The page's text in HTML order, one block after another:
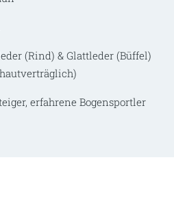
(Rind) & Glattleder (Büffel)
erfahrene Bogensportler